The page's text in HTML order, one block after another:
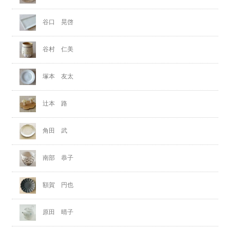
谷口 晃啓
谷村 仁美
塚本 友太
辻本 路
角田 武
南部 恭子
額賀 円也
原田 晴子